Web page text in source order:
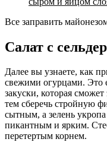
Все заправить
Салат с
Далее вы узнаете, как
свежими огурцами. Это
закуски, которая
тем сберечь стройную
сытным, а зелень
пикантным и ярким.
перетертым корнем.